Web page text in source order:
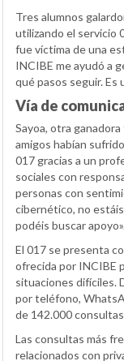
Tres alumnos
utilizando el servicio
fue víctima de una
INCIBE me ayudó a
qué pasos seguir. Es
Vía de
Sayoa, otra
amigos habían
017 gracias a un
sociales con
personas con
cibernético, no
podéis buscar
El 017 se presenta
ofrecida por INCIBE
situaciones difíciles.
por teléfono,
de 142.000
Las consultas más
relacionados con